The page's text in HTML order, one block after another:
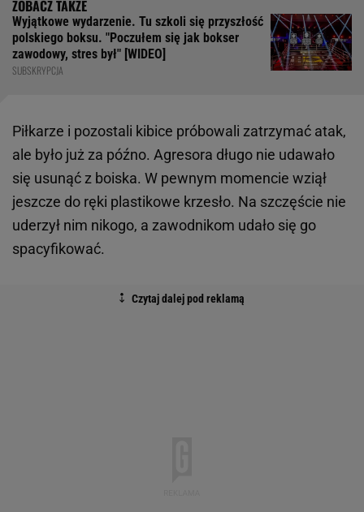
Wyjątkowe wydarzenie. Tu szkoli się przyszłość
polskiego boksu. "Poczułem się jak bokser
zawodowy, stres był" [WIDEO]
SUBSKRYPCJA
Piłkarze i pozostali kibice próbowali zatrzymać atak,
ale było już za późno. Agresora długo nie udawało
się usunąć z boiska. W pewnym momencie wziął
jeszcze do ręki plastikowe krzesło. Na szczęście nie
uderzył nim nikogo, a zawodnikom udało się go
spacyfikować.